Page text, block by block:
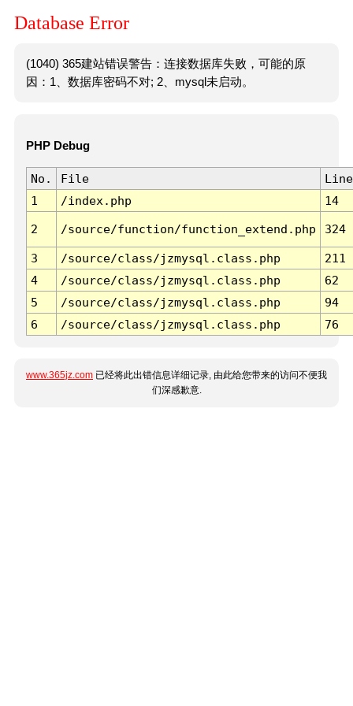
Database Error
(1040) 365建站错误警告：连接数据库失败，可能的原
因：1、数据库密码不对; 2、mysql未启动。
PHP Debug
No. File
Line
1
/index.php 14
2 /source/function/function_extend.php 324
3 /source/class/jzmysql.class.php
211
4
/source/class/jzmysql.class.php
62
5
/source/class/jzmysql.class.php
94
6
/source/class/jzmysql.class.php 76
www.365jz.com 已经将此出错信息详细记录, 由此给您带来的访问不便我
们深感歉意.